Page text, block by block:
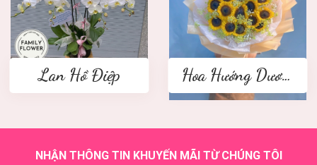
Lan Hồ Điệp Hoa Hướng Dương
NHẬN THÔNG TIN KHUYẾN MÃI TỪ CHÚNG TÔI